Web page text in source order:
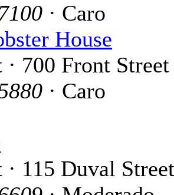
· Caro
House
· 700 Front Street
· Caro
· 115 Duval Street